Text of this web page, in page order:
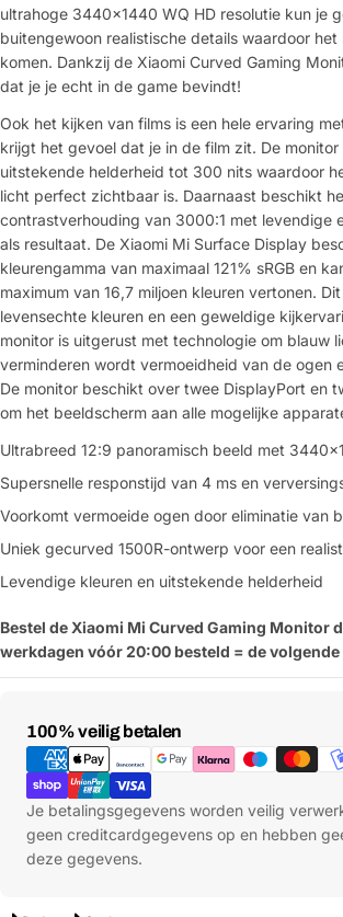
ultrahoge 3440x1440 WQ HD resolutie kun je
buitengewoon realistische details waardoor
komen. Dankzij de Xiaomi Curved Gaming
dat je je echt in de game bevindt!
Ook het kijken van films is een hele ervaring
krijgt het gevoel dat je in de film zit. De monitor
uitstekende helderheid tot 300 nits waardoor
licht perfect zichtbaar is. Daarnaast beschikt
contrastverhouding van 3000:1 met levendige
als resultaat. De Xiaomi Mi Surface Display
kleurengamma van maximaal 121% sRGB en
maximum van 16,7 miljoen kleuren vertonen.
levensechte kleuren en een geweldige
monitor is uitgerust met technologie om blauw
verminderen wordt vermoeidheid van de ogen
De monitor beschikt over twee DisplayPort en
om het beeldscherm aan alle mogelijke
Ultrabreed 12:9 panoramisch beeld met
Supersnelle responstijd van 4 ms en
Voorkomt vermoeide ogen door eliminatie van
Uniek gecurved 1500R-ontwerp voor een
Levendige kleuren en uitstekende helderheid
Bestel de Xiaomi Mi Curved Gaming Monitor
werkdagen vóór 20:00 besteld = de
100% veilig betalen
Betaalmethoden
Je betalingsgegevens worden veilig
geen creditcardgegevens op en hebben
deze gegevens.